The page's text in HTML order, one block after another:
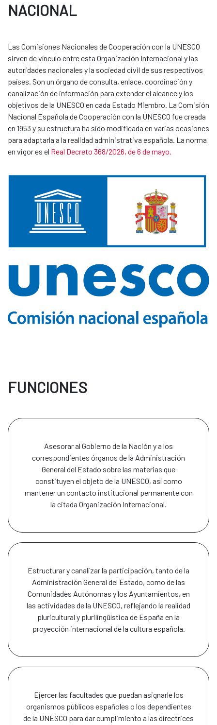
NACIONAL
Las Comisiones Nacionales de Cooperación con la UNESCO
sirven de vínculo entre esta Organización Internacional y las
autoridades nacionales y la sociedad civil de sus respectivos
países. Son un órgano de consulta, enlace, coordinación y
canalización de información para extender el alcance y los
objetivos de la UNESCO en cada Estado Miembro. La Comisión
Nacional Española de Cooperación con la UNESCO fue creada
en 1953 y su estructura ha sido modificada en varias ocasiones
para adaptarla a la realidad administrativa española. La norma
en vigor es el Real Decreto 368/2026, de 6 de mayo.
FUNCIONES
Asesorar al Gobierno de la Nación y a los
correspondientes órganos de la Administración
General del Estado sobre las materias que
constituyen el objeto de la UNESCO, así como
mantener un contacto institucional permanente con
la citada Organización Internacional.
Estructurar y canalizar la participación, tanto de la
Administración General del Estado, como de las
Comunidades Autónomas y los Ayuntamientos, en
las actividades de la UNESCO, reflejando la realidad
pluricultural y plurilingüística de España en la
proyección internacional de la cultura española.
Ejercer las facultades que puedan asignarle los
organismos públicos españoles o los dependientes
de la UNESCO para dar cumplimiento a las directrices